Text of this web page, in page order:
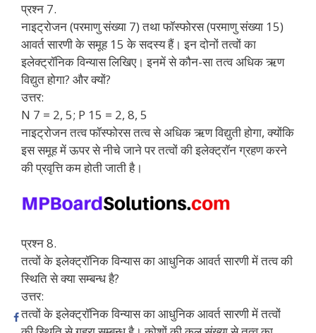
प्रश्न 7.
नाइट्रोजन (परमाणु संख्या 7) तथा फॉस्फोरस (परमाणु संख्या 15)
आवर्त सारणी के समूह 15 के सदस्य हैं। इन दोनों तत्वों का
इलेक्ट्रॉनिक विन्यास लिखिए। इनमें से कौन-सा तत्व अधिक ऋण
विद्युत होगा? और क्यों?
उत्तर:
N 7 = 2, 5; P 15 = 2, 8, 5
नाइट्रोजन तत्व फॉस्फोरस तत्व से अधिक ऋण विद्युती होगा, क्योंकि
इस समूह में ऊपर से नीचे जाने पर तत्वों की इलेक्ट्रॉन ग्रहण करने
की प्रवृत्ति कम होती जाती है।
प्रश्न 8.
तत्वों के इलेक्ट्रॉनिक विन्यास का आधुनिक आवर्त सारणी में तत्व की
स्थिति से क्या सम्बन्ध है?
उत्तर:
तत्वों के इलेक्ट्रॉनिक विन्यास का आधुनिक आवर्त सारणी में तत्वों